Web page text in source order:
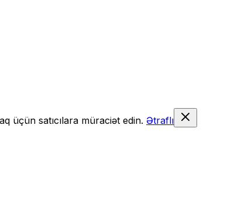
üçün satıcılara müraciət edin. Ətraflı